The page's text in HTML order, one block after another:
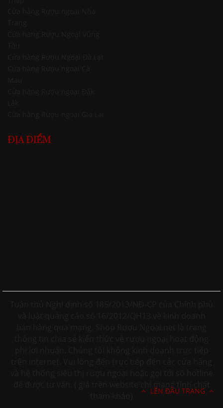
LÊN ĐẦU TRANG
ĐỊA ĐIỂM
để được tư vấn. ( giá trên website chỉ mang tính chất